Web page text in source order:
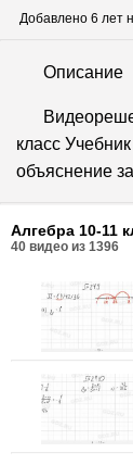
Добавлено 6 лет
Описание
класс
объяснение
Алгебра 10-11
40 видео из 1396